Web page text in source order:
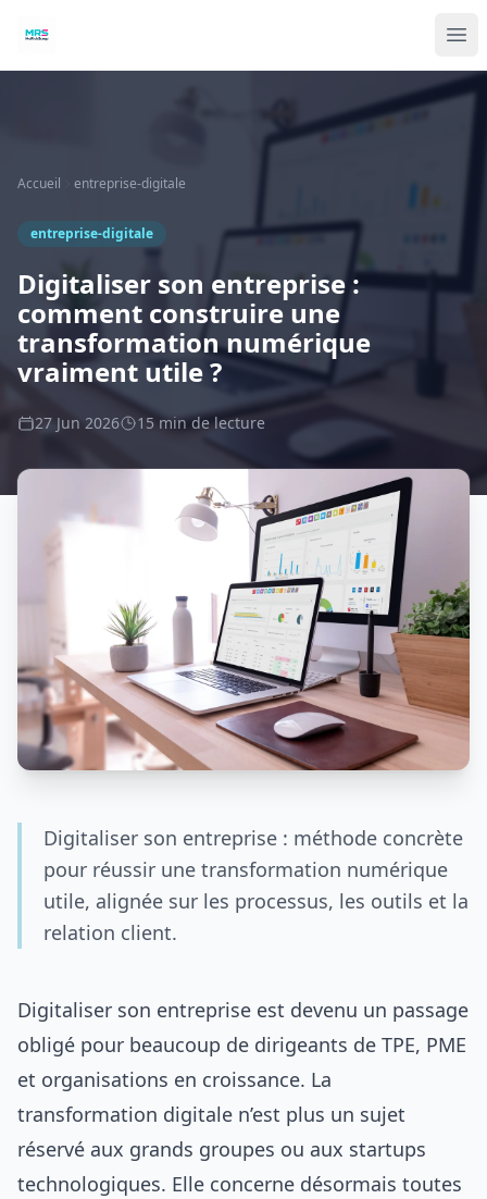
Accueil entreprise-digitale
entreprise-digitale
Digitaliser son entreprise :
comment construire une
transformation numérique
vraiment utile ?
27 Jun 2026 15 min de lecture
Digitaliser son entreprise : méthode concrète
pour réussir une transformation numérique
utile, alignée sur les processus, les outils et la
relation client.
Digitaliser son entreprise est devenu un passage
obligé pour beaucoup de dirigeants de TPE, PME
et organisations en croissance. La
transformation digitale n’est plus un sujet
réservé aux grands groupes ou aux startups
technologiques. Elle concerne désormais toutes